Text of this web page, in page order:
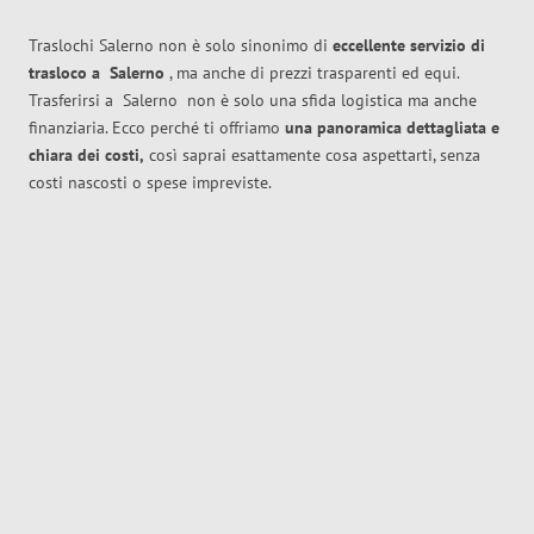
Traslochi Salerno non è solo sinonimo di eccellente servizio di
trasloco a Salerno , ma anche di prezzi trasparenti ed equi.
Trasferirsi a Salerno non è solo una sfida logistica ma anche
finanziaria. Ecco perché ti offriamo una panoramica dettagliata e
chiara dei costi, così saprai esattamente cosa aspettarti, senza
costi nascosti o spese impreviste.